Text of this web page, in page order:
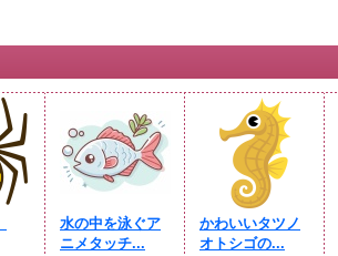
水の中を泳ぐア
ニメタッチ...
かわいいタツノ
オトシゴの...